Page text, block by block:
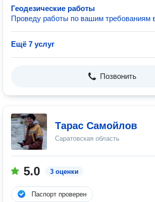
Геодезические работы
Проведу работы по вашим требованиям
Ещё 7 услуг
Позвонить
Тарас Самойлов
Саратовская область
5.0 3 оценки
Паспорт проверен